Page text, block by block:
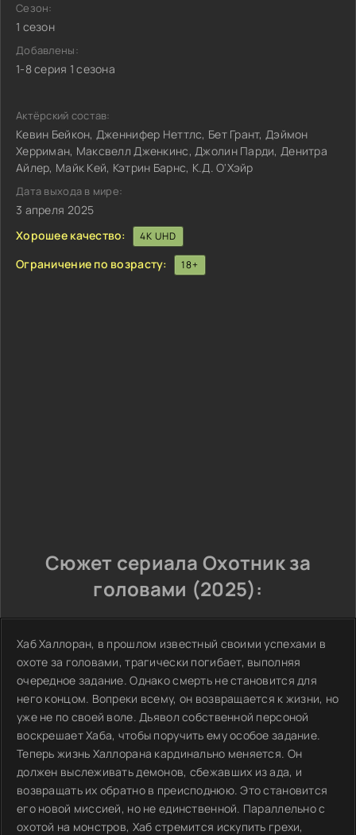
Сезон:
1 сезон
Добавлены:
1-8 серия 1 сезона
Актёрский состав:
Кевин Бейкон, Дженнифер Неттлс, Бет Грант, Дэймон
Херриман, Максвелл Дженкинс, Джолин Парди, Денитра
Айлер, Майк Кей, Кэтрин Барнс, К.Д. О'Хэйр
Дата выхода в мире:
3 апреля 2025
Хорошее качество:
4K UHD
Ограничение по возрасту: 18+
Сюжет сериала Охотник за
головами (2025):
Хаб Халлоран, в прошлом известный своими успехами в
охоте за головами, трагически погибает, выполняя
очередное задание. Однако смерть не становится для
него концом. Вопреки всему, он возвращается к жизни, но
уже не по своей воле. Дьявол собственной персоной
воскрешает Хаба, чтобы поручить ему особое задание.
Теперь жизнь Халлорана кардинально меняется. Он
должен выслеживать демонов, сбежавших из ада, и
возвращать их обратно в преисподнюю. Это становится
его новой миссией, но не единственной. Параллельно с
охотой на монстров, Хаб стремится искупить грехи,